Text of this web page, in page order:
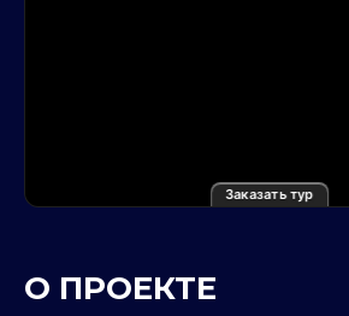
Заказать тур
О ПРОЕКТЕ